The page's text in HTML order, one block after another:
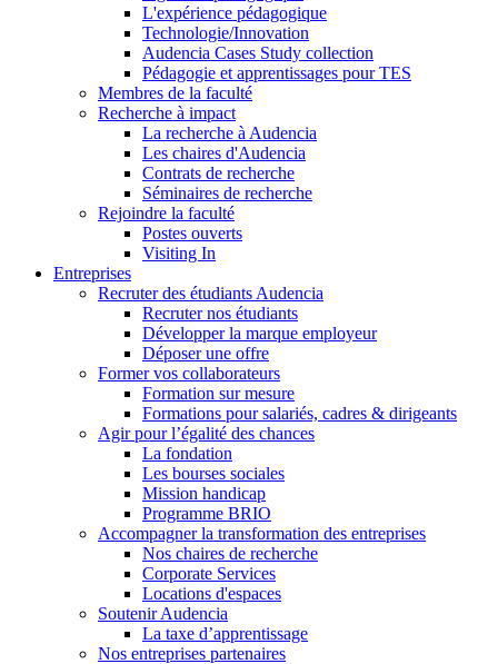
L'expérience pédagogique
Technologie/Innovation
Audencia Cases Study collection
Pédagogie et apprentissages pour TES
Membres de la faculté
Recherche à impact
La recherche à Audencia
Les chaires d'Audencia
Contrats de recherche
Séminaires de recherche
Rejoindre la faculté
Postes ouverts
Visiting In
Entreprises
Recruter des étudiants Audencia
Recruter nos étudiants
Développer la marque employeur
Déposer une offre
Former vos collaborateurs
Formation sur mesure
Formations pour salariés, cadres & dirigeants
Agir pour l’égalité des chances
La fondation
Les bourses sociales
Mission handicap
Programme BRIO
Accompagner la transformation des entreprises
Nos chaires de recherche
Corporate Services
Locations d'espaces
Soutenir Audencia
La taxe d’apprentissage
Nos entreprises partenaires